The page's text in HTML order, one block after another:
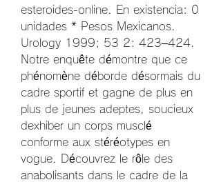
esteroides-online. En existencia: 0
unidades * Pesos Mexicanos.
Urology 1999; 53 2: 423–424.
Notre enquête démontre que ce
phénomène déborde désormais du
cadre sportif et gagne de plus en
plus de jeunes adeptes, soucieux
dexhiber un corps musclé
conforme aux stéréotypes en
vogue. Découvrez le rôle des
anabolisants dans le cadre de la